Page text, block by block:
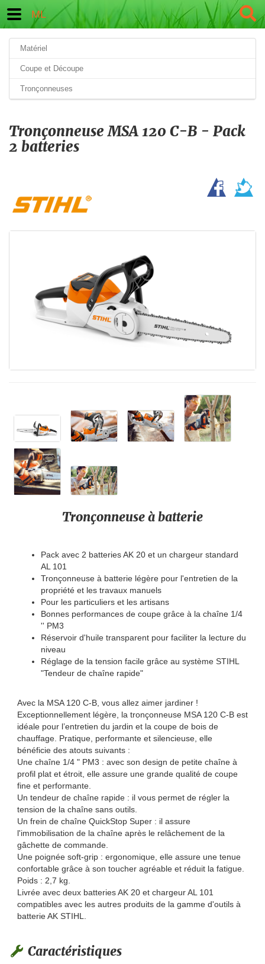
ML
Matériel
Coupe et Découpe
Tronçonneuses
Tronçonneuse MSA 120 C-B - Pack
2 batteries
Tronçonneuse à batterie
Pack avec 2 batteries AK 20 et un chargeur standard
AL 101
Tronçonneuse à batterie légère pour l'entretien de la
propriété et les travaux manuels
Pour les particuliers et les artisans
Bonnes performances de coupe grâce à la chaîne 1/4
'' PM3
Réservoir d'huile transparent pour faciliter la lecture du
niveau
Réglage de la tension facile grâce au système STIHL
"Tendeur de chaîne rapide"
Avec la MSA 120 C-B, vous allez aimer jardiner !
Exceptionnellement légère, la tronçonneuse MSA 120 C-B est
idéale pour l’entretien du jardin et la coupe de bois de
chauffage. Pratique, performante et silencieuse, elle
bénéficie des atouts suivants :
Une chaîne 1/4 " PM3 : avec son design de petite chaîne à
profil plat et étroit, elle assure une grande qualité de coupe
fine et performante.
Un tendeur de chaîne rapide : il vous permet de régler la
tension de la chaîne sans outils.
Un frein de chaîne QuickStop Super : il assure
l'immobilisation de la chaîne après le relâchement de la
gâchette de commande.
Une poignée soft-grip : ergonomique, elle assure une tenue
confortable grâce à son toucher agréable et réduit la fatigue.
Poids : 2,7 kg.
Livrée avec deux batteries AK 20 et chargeur AL 101
compatibles avec les autres produits de la gamme d'outils à
batterie AK STIHL.
Caractéristiques